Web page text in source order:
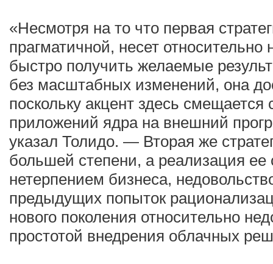
«Несмотря на то что первая
прагматичной, несет относительно
быстро получить желаемые
без масштабных изменений, она
поскольку акцент здесь смещается
приложений ядра на внешний
указал Толидо. — Вторая же
большей степени, а реализация ее
нетерпением бизнеса,
предыдущих попыток
нового поколения относительно
простотой внедрения облачных